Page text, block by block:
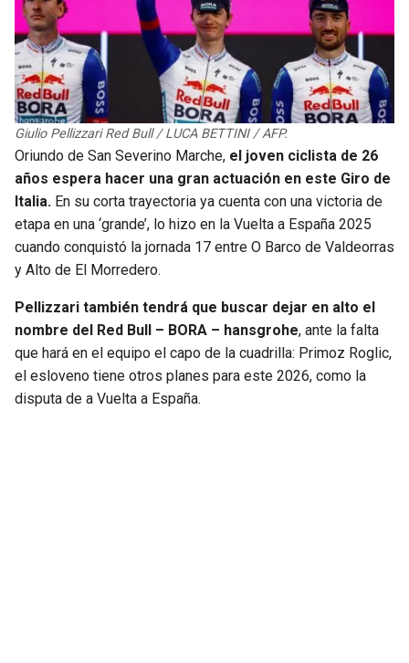
Giulio Pellizzari Red Bull / LUCA BETTINI / AFP.
Oriundo de San Severino Marche, el joven ciclista de 26
años espera hacer una gran actuación en este Giro de
Italia. En su corta trayectoria ya cuenta con una victoria de
etapa en una ‘grande’, lo hizo en la Vuelta a España 2025
cuando conquistó la jornada 17 entre O Barco de Valdeorras
y Alto de El Morredero.
Pellizzari también tendrá que buscar dejar en alto el
nombre del Red Bull – BORA – hansgrohe, ante la falta
que hará en el equipo el capo de la cuadrilla: Primoz Roglic,
el esloveno tiene otros planes para este 2026, como la
disputa de a Vuelta a España.